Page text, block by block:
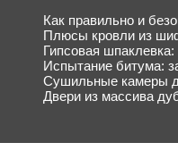
Как правильно и
Плюсы кровли из
Гипсовая
Испытание битума:
Сушильные камеры
Двери из массива